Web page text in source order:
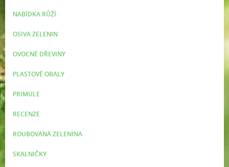
NABÍDKA RŮŽÍ
OSIVA ZELENIN
OVOCNÉ DŘEVINY
PLASTOVÉ OBALY
PRIMULE
RECENZE
ROUBOVANÁ ZELENINA
SKALNIČKY